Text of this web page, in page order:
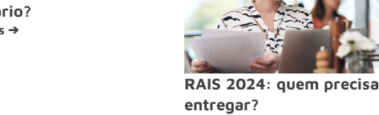
➔
RAIS 2024: quem precisa
entregar?